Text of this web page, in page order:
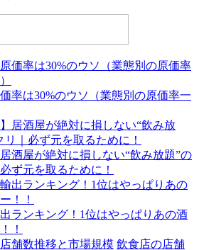
率は30%のウソ（業態別の原価率一
居酒屋が絶対に損しない“飲み放題”の
ず元を取るために！
ランキング！1位はやっぱりあの酒
！
飲食店の店舗